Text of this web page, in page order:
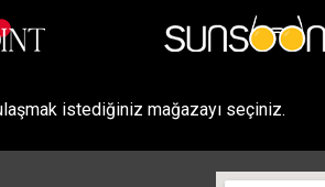
istediğiniz mağazayı seçiniz.